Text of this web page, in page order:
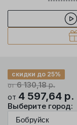
от6 130,18р.
скидки до 25%
от 4 597,64 р.
Выберите город: